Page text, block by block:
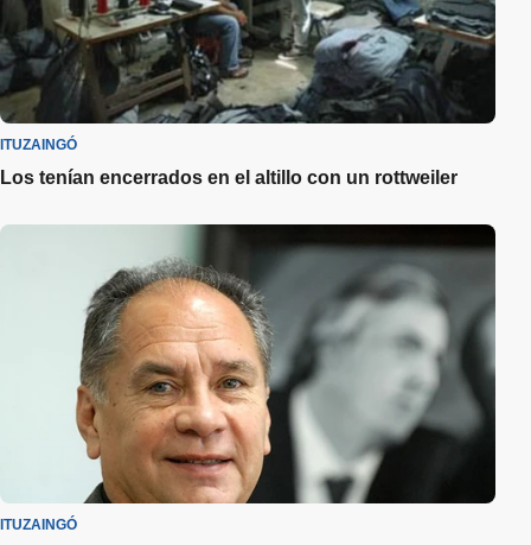
ITUZAINGÓ
Los tenían encerrados en el altillo con un rottweiler
ITUZAINGÓ